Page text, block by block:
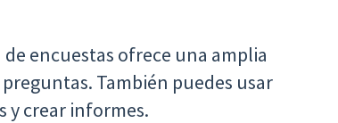
encuestas ofrece una amplia
También puedes usar
y crear informes.